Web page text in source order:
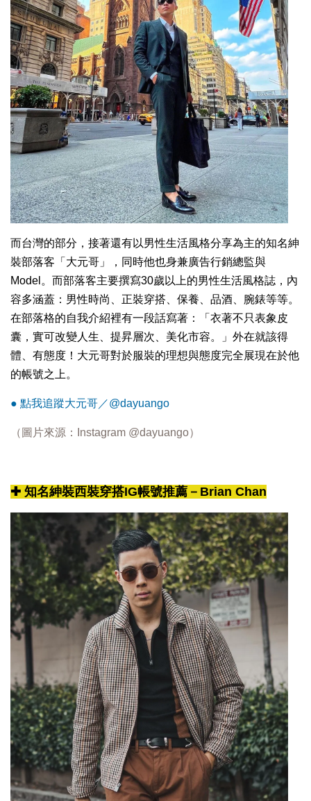
而台灣的部分，接著還有以男性生活風格分享為主的知名紳
裝部落客「大元哥」，同時他也身兼廣告行銷總監與
Model。而部落客主要撰寫30歲以上的男性生活風格誌，內
容多涵蓋：男性時尚、正裝穿搭、保養、品酒、腕錶等等。
在部落格的自我介紹裡有一段話寫著：「衣著不只表象皮
囊，實可改變人生、提昇層次、美化市容。」外在就該得
體、有態度！大元哥對於服裝的理想與態度完全展現在於他
的帳號之上。
● 點我追蹤大元哥／@dayuango
（圖片來源：Instagram @dayuango）
✚ 知名紳裝西裝穿搭IG帳號推薦－Brian Chan